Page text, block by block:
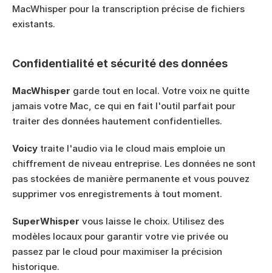
MacWhisper pour la transcription précise de fichiers
existants.
Confidentialité et sécurité des données
MacWhisper garde tout en local. Votre voix ne quitte
jamais votre Mac, ce qui en fait l'outil parfait pour
traiter des données hautement confidentielles.
Voicy traite l'audio via le cloud mais emploie un
chiffrement de niveau entreprise. Les données ne sont
pas stockées de manière permanente et vous pouvez
supprimer vos enregistrements à tout moment.
SuperWhisper vous laisse le choix. Utilisez des
modèles locaux pour garantir votre vie privée ou
passez par le cloud pour maximiser la précision
historique.